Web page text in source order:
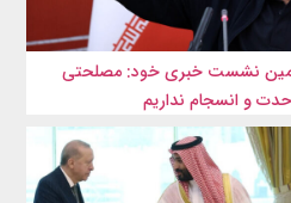
نشست خبری خود: مصلحتی
و انسجام نداریم